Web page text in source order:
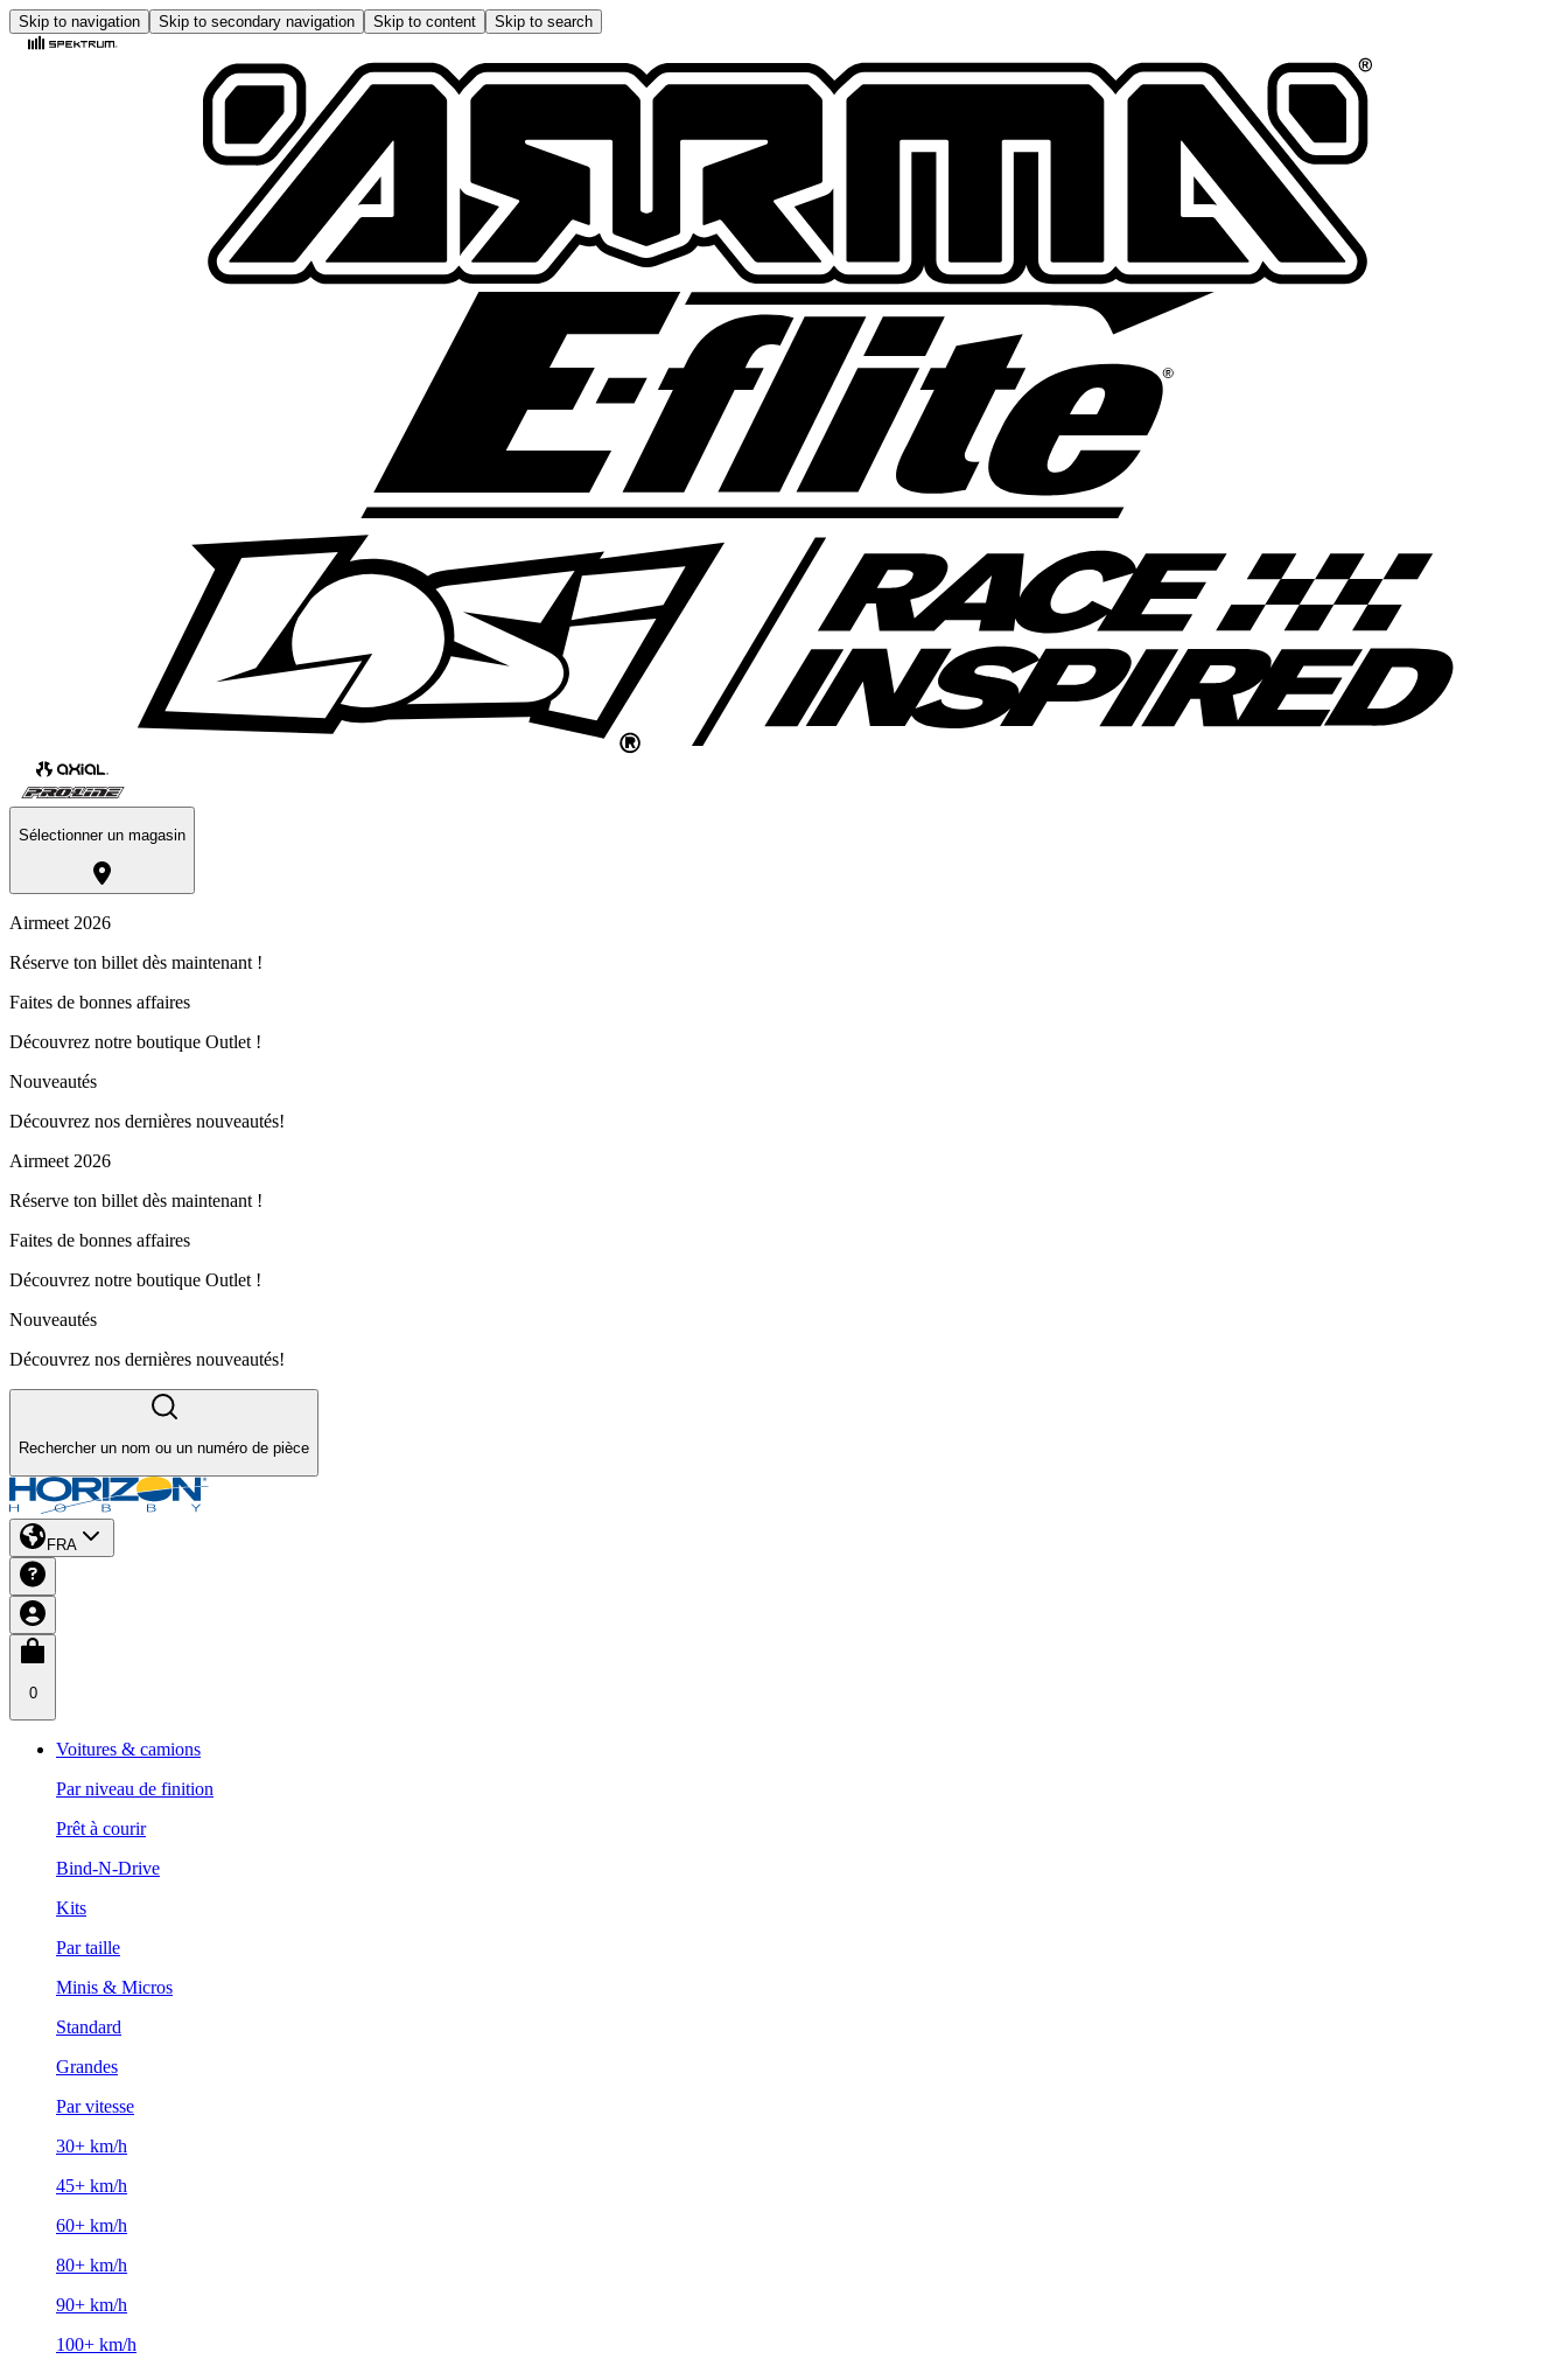
Skip to navigation Skip to secondary navigation Skip to content Skip to search
Sélectionner un magasin
Airmeet 2026
Réserve ton billet dès maintenant !
Faites de bonnes affaires
Découvrez notre boutique Outlet !
Nouveautés
Découvrez nos dernières nouveautés!
Airmeet 2026
Réserve ton billet dès maintenant !
Faites de bonnes affaires
Découvrez notre boutique Outlet !
Nouveautés
Découvrez nos dernières nouveautés!
Rechercher un nom ou un numéro de pièce
FRA
0
Voitures & camions
Par niveau de finition
Prêt à courir
Bind-N-Drive
Kits
Par taille
Minis & Micros
Standard
Grandes
Par vitesse
30+ km/h
45+ km/h
60+ km/h
80+ km/h
90+ km/h
100+ km/h